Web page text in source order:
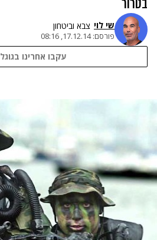
שי לוי צבא וביטחון
פורסם:17.12.14, 08:16
עקבו אחרינו בגוגל